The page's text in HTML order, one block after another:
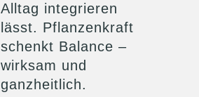
Alltag integrieren
lässt. Pflanzenkraft
schenkt Balance –
wirksam und
ganzheitlich.